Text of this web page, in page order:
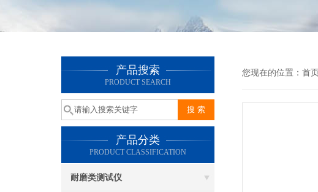
产品搜索
PRODUCT SEARCH
产品分类
PRODUCT CLASSIFICATION
耐磨类测试仪
您现在的位置： 首页